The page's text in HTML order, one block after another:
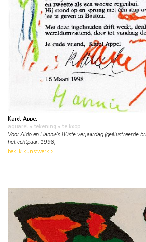
Karel Appel
aquarel • tekening • te koop
Voor Aldo en Hannie's 80ste verjaardag (geïllustreerde
het echtpaar, 1998)
bekijk kunstwerk